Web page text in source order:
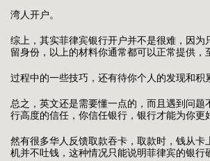
湾人开户。
综上，其实菲律宾银行开户并不是很难，因为
留身份，以上的材料你通常都可以正常提供，
过程中的一些技巧，还有待你个人的发现和积
总之，英文还是需要懂一点的，而且遇到问题
行高度的信任，你信任银行，银行才能为你更
然有很多华人反馈取款吞卡，取款时，钱从卡
机并不吐钱，这种情况只能说明菲律宾的银行